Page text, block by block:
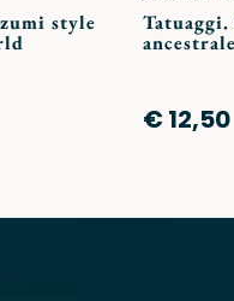
style
ancestrale
€ 12,50